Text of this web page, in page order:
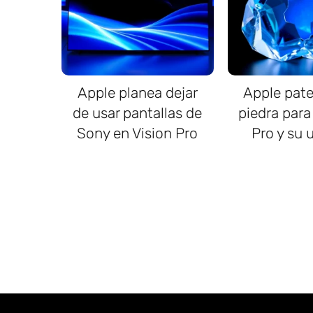
Apple planea dejar
de usar pantallas de
Sony en Vision Pro
Apple
piedra
Pro y su